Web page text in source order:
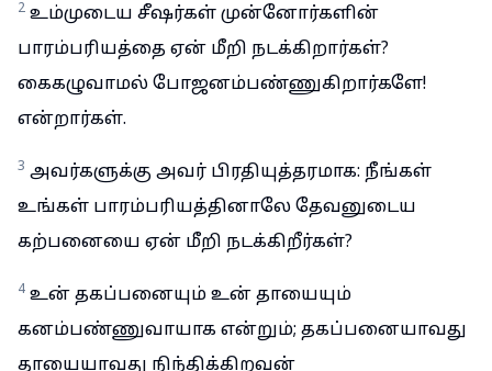
2 உம்முடைய சீஷர்கள் முன்னோர்களின்
பாரம்பரியத்தை ஏன் மீறி நடக்கிறார்கள்?
கைகழுவாமல் போஜனம்பண்ணுகிறார்களே!
என்றார்கள்.
3 அவர்களுக்கு அவர் பிரதியுத்தரமாக: நீங்கள்
உங்கள் பாரம்பரியத்தினாலே தேவனுடைய
கற்பனையை ஏன் மீறி நடக்கிறீர்கள்?
4 உன் தகப்பனையும் உன் தாயையும்
கனம்பண்ணுவாயாக என்றும்; தகப்பனையாவது
தாயையாவது நிந்திக்கிறவன்